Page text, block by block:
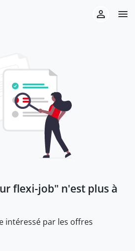
flexi-job" n'est plus à
intéressé par les offres